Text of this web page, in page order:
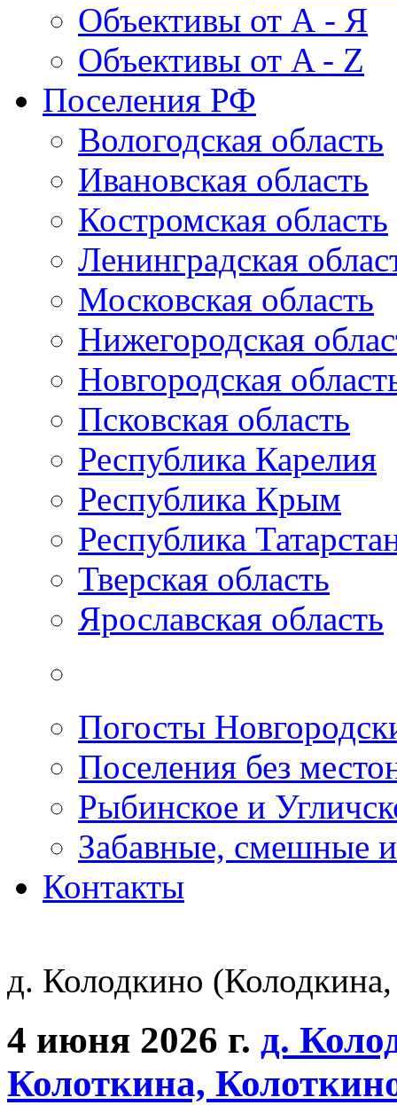
Объективы от А - Я
Объективы от A - Z
Поселения РФ
Вологодская область
Ивановская область
Костромская область
Ленинградская
Московская область
Нижегородская
Новгородская
Псковская область
Республика Карелия
Республика Крым
Республика
Тверская область
Ярославская область
Погосты
Поселения без
Рыбинское и
Забавные, смешные
Контакты
д. Колодкино
4 июня 2026 г. д.
Колоткина,